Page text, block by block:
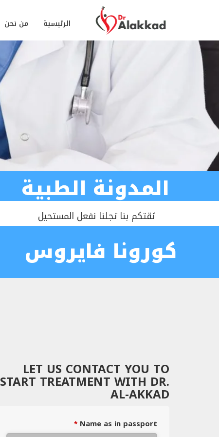
الرئيسية من نحن
المدونة الطبية
ثقتكم بنا تجلنا نفعل المستحيل
كورونا فايروس
LET US CONTACT YOU TO
START TREATMENT WITH DR.
AL-AKKAD
Name as in passport
*